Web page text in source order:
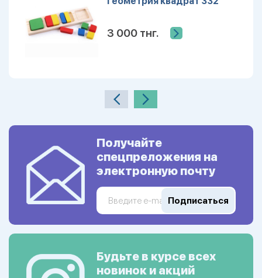
3 000 тнг.
Получайте
спецпреложения на
электронную почту
Подписаться
Будьте в курсе всех
новинок и акций